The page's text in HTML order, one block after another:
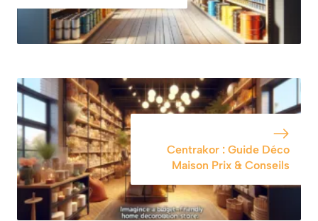
Centrakor : Guide Déco
Maison Prix & Conseils